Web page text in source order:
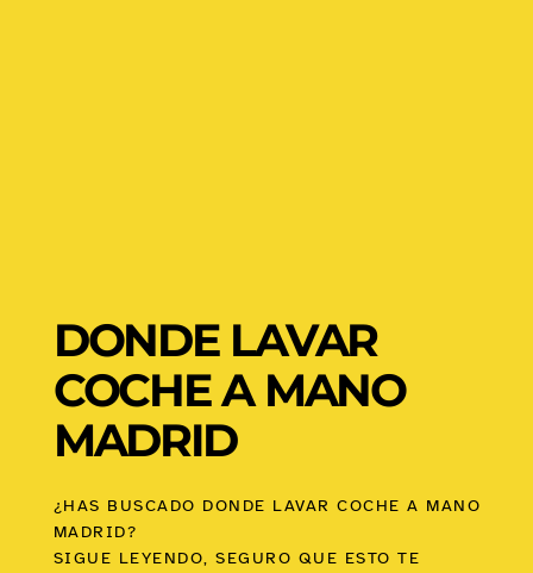
DONDE LAVAR
COCHE A MANO
MADRID
¿HAS BUSCADO DONDE LAVAR COCHE A MANO
MADRID?
SIGUE LEYENDO, SEGURO QUE ESTO TE